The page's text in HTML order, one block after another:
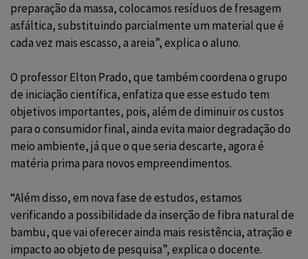
preparação da massa, colocamos resíduos de fresagem
asfáltica, substituindo parcialmente um material que é
cada vez mais escasso, a areia”, explica o aluno.
O professor Elton Prado, que também coordena o grupo
de iniciação científica, enfatiza que esse estudo tem
objetivos importantes, pois, além de diminuir os custos
para o consumidor final, ainda evita maior degradação do
meio ambiente, já que o que seria descarte, agora é
matéria prima para novos empreendimentos.
“Além disso, em nova fase de estudos, estamos
verificando a possibilidade da inserção de fibra natural de
bambu, que vai oferecer ainda mais resistência, atração e
impacto ao objeto de pesquisa”, explica o docente.